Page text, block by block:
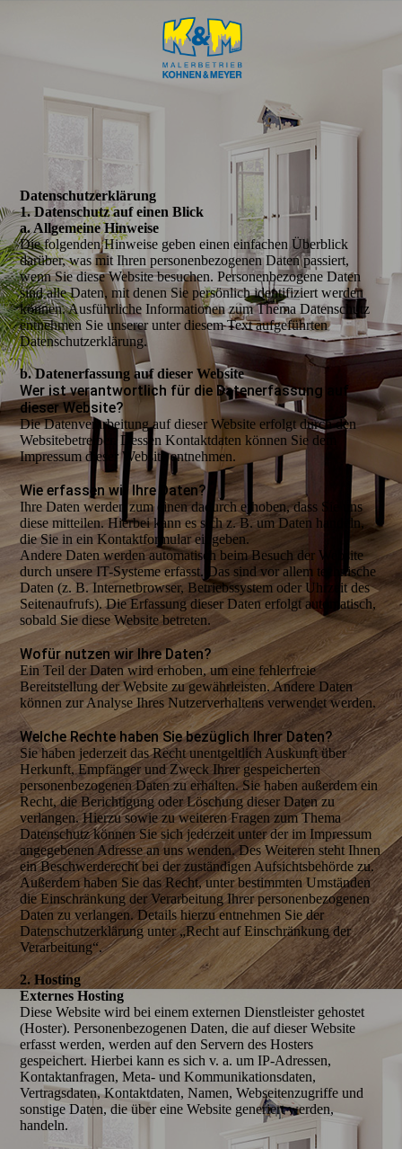
Daten­­schutz­­erklärung
1. Datenschutz auf einen Blick
a. Allgemeine Hinweise
Die folgenden Hinweise geben einen einfachen Überblick
darüber, was mit Ihren personenbezogenen Daten passiert,
wenn Sie diese Website besuchen. Personenbezogene Daten
sind alle Daten, mit denen Sie persönlich identifiziert werden
können. Ausführliche Informationen zum Thema Datenschutz
entnehmen Sie unserer unter diesem Text aufgeführten
Datenschutzerklärung.
b. Datenerfassung auf dieser Website
Wer ist verantwortlich für die Datenerfassung auf
dieser Website?
Die Datenverarbeitung auf dieser Website erfolgt durch den
Websitebetreiber. Dessen Kontaktdaten können Sie dem
Impressum dieser Website entnehmen.
Wie erfassen wir Ihre Daten?
Ihre Daten werden zum einen dadurch erhoben, dass Sie uns
diese mitteilen. Hierbei kann es sich z. B. um Daten handeln,
die Sie in ein Kontaktformular eingeben.
Andere Daten werden automatisch beim Besuch der Website
durch unsere IT-Systeme erfasst. Das sind vor allem technische
Daten (z. B. Internetbrowser, Betriebssystem oder Uhrzeit des
Seitenaufrufs). Die Erfassung dieser Daten erfolgt automatisch,
sobald Sie diese Website betreten.
Wofür nutzen wir Ihre Daten?
Ein Teil der Daten wird erhoben, um eine fehlerfreie
Bereitstellung der Website zu gewährleisten. Andere Daten
können zur Analyse Ihres Nutzerverhaltens verwendet werden.
Welche Rechte haben Sie bezüglich Ihrer Daten?
Sie haben jederzeit das Recht unentgeltlich Auskunft über
Herkunft, Empfänger und Zweck Ihrer gespeicherten
personenbezogenen Daten zu erhalten. Sie haben außerdem ein
Recht, die Berichtigung oder Löschung dieser Daten zu
verlangen. Hierzu sowie zu weiteren Fragen zum Thema
Datenschutz können Sie sich jederzeit unter der im Impressum
angegebenen Adresse an uns wenden. Des Weiteren steht Ihnen
ein Beschwerderecht bei der zuständigen Aufsichtsbehörde zu.
Außerdem haben Sie das Recht, unter bestimmten Umständen
die Einschränkung der Verarbeitung Ihrer personenbezogenen
Daten zu verlangen. Details hierzu entnehmen Sie der
Datenschutzerklärung unter „Recht auf Einschränkung der
Verarbeitung“.
2. Hosting
Externes Hosting
Diese Website wird bei einem externen Dienstleister gehostet
(Hoster). Personenbezogenen Daten, die auf dieser Website
erfasst werden, werden auf den Servern des Hosters
gespeichert. Hierbei kann es sich v. a. um IP-Adressen,
Kontaktanfragen, Meta- und Kommunikationsdaten,
Vertragsdaten, Kontaktdaten, Namen, Webseitenzugriffe und
sonstige Daten, die über eine Website generiert werden,
handeln.